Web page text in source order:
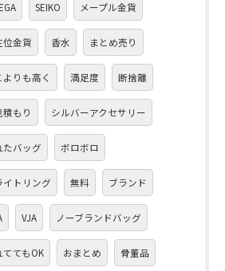
SEIKO メープル金貨
位金貨 香水 まとめ売り
よりも高く 満足度 断捨離
積もり シルバーアクセサリー
たバッグ ボロボロ
イトリング 無料 ブランド
VJA ノーブランドバッグ
ててもOK おまとめ 骨董品